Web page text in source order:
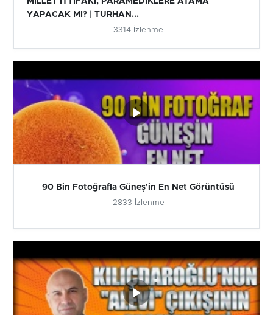
YAPACAK MI? | TURHAN...
3314 İzlenme
90 Bin Fotoğrafla Güneş'in En Net Görüntüsü
2833 İzlenme